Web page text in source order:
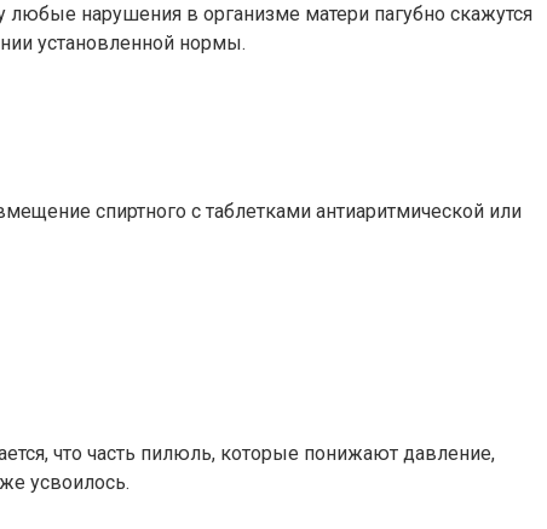
любые нарушения в организме матери пагубно скажутся
установленной нормы.
спиртного с таблетками антиаритмической или
что часть пилюль, которые понижают давление,
усвоилось.